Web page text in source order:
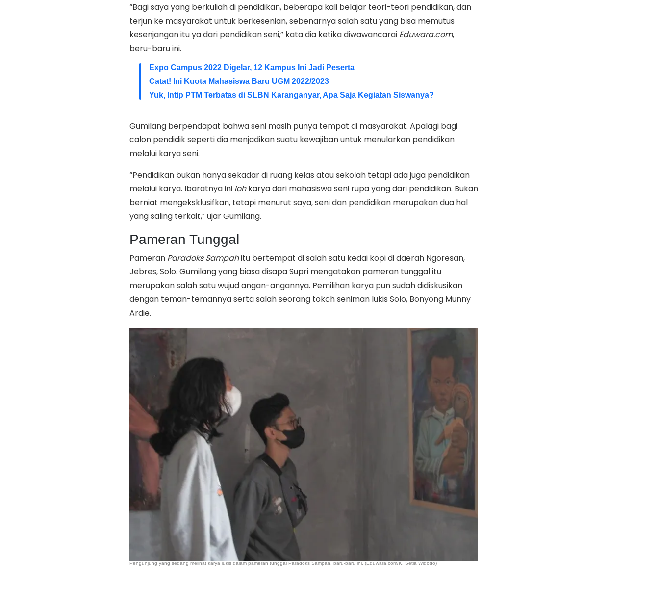
“Bagi saya yang berkuliah di pendidikan, beberapa kali belajar teori-teori pendidikan, dan
terjun ke masyarakat untuk berkesenian, sebenarnya salah satu yang bisa memutus
kesenjangan itu ya dari pendidikan seni,” kata dia ketika diwawancarai Eduwara.com,
beru-baru ini.
Expo Campus 2022 Digelar, 12 Kampus Ini Jadi Peserta
Catat! Ini Kuota Mahasiswa Baru UGM 2022/2023
Yuk, Intip PTM Terbatas di SLBN Karanganyar, Apa Saja Kegiatan Siswanya?
Gumilang berpendapat bahwa seni masih punya tempat di masyarakat. Apalagi bagi
calon pendidik seperti dia menjadikan suatu kewajiban untuk menularkan pendidikan
melalui karya seni.
“Pendidikan bukan hanya sekadar di ruang kelas atau sekolah tetapi ada juga pendidikan
melalui karya. Ibaratnya ini lohkarya dari mahasiswa seni rupa yang dari pendidikan. Bukan
berniat mengeksklusifkan, tetapi menurut saya, seni dan pendidikan merupakan dua hal
yang saling terkait,” ujar Gumilang.
Pameran Tunggal
Pameran Paradoks Sampahitu bertempat di salah satu kedai kopi di daerah Ngoresan,
Jebres, Solo. Gumilang yang biasa disapa Supri mengatakan pameran tunggal itu
merupakan salah satu wujud angan-angannya. Pemilihan karya pun sudah didiskusikan
dengan teman-temannya serta salah seorang tokoh seniman lukis Solo, Bonyong Munny
Ardie.
Pengunjung yang sedang melihat karya lukis dalam pameran tunggal Paradoks Sampah, baru-baru ini. (Eduwara.com/K. Setia Widodo)